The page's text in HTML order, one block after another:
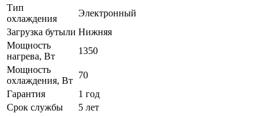
Тип
охлаждения
Электронный
Загрузка бутыли Нижняя
Мощность
нагрева, Вт
1350
Мощность
охлаждения, Вт
70
Гарантия
1 год
Срок службы
5 лет